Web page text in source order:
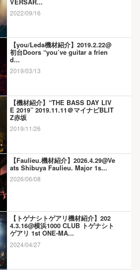
VERSAR...
2022/09/16
【you/Leda機材紹介】2019.2.22@
初台Doors “you’ve guitar a frien
d...
2019/03/13
【機材紹介】“THE BASS DAY LIV
E 2019” 2019.11.11＠マイナビBLIT
Z赤坂
2019/11/26
【Faulieu.機材紹介】2026.4.29@Ve
ats Shibuya Faulieu. Major 1s...
2026/06/08
【トゲナシトゲアリ機材紹介】202
4.3.16@横浜1000 CLUB トゲナシト
ゲアリ 1st ONE-MA...
2024/04/27